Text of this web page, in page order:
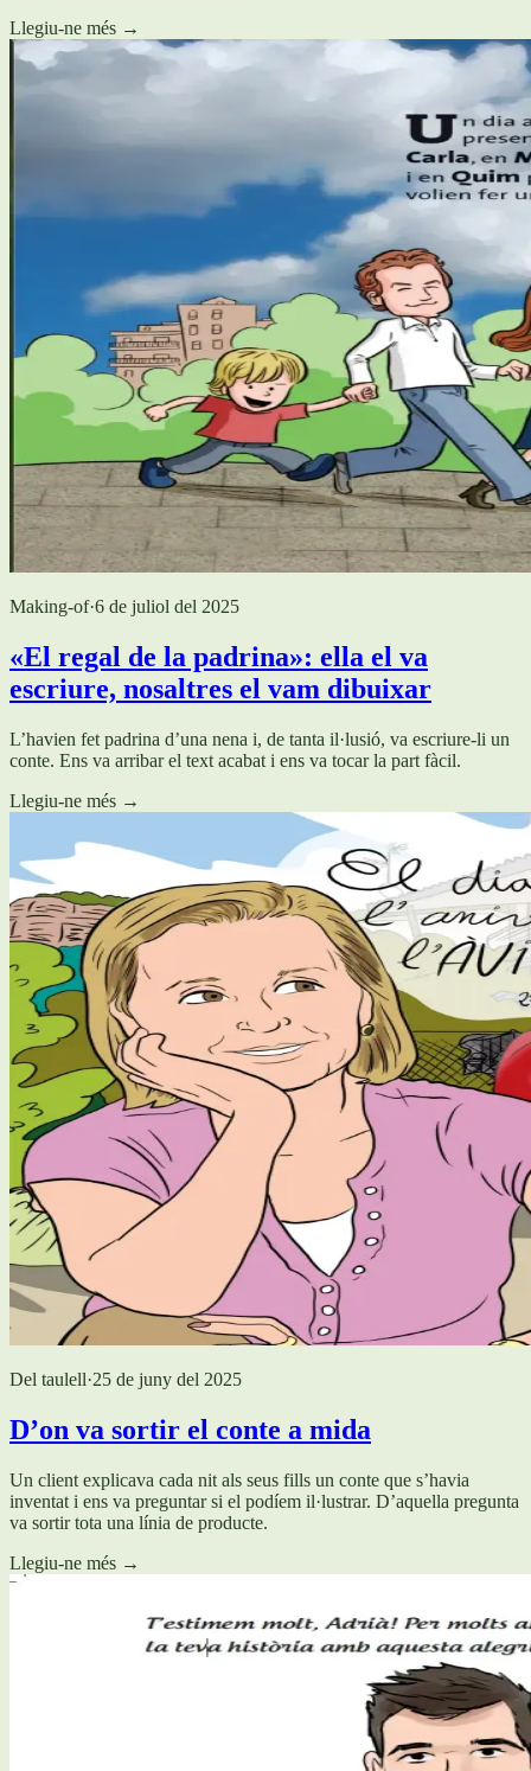
Llegiu-ne més →
Making-of·6 de juliol del 2025
«El regal de la padrina»: ella el va
escriure, nosaltres el vam dibuixar
L’havien fet padrina d’una nena i, de tanta il·lusió, va escriure-li un
conte. Ens va arribar el text acabat i ens va tocar la part fàcil.
Llegiu-ne més →
Del taulell·25 de juny del 2025
D’on va sortir el conte a mida
Un client explicava cada nit als seus fills un conte que s’havia
inventat i ens va preguntar si el podíem il·lustrar. D’aquella pregunta
va sortir tota una línia de producte.
Llegiu-ne més →